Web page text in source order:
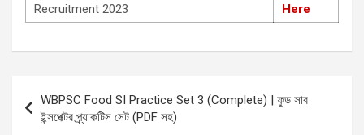
Recruitment 2023
Here
navigation
WBPSC Food SI Practice Set 3 (Complete) | ফুড সাব
ইন্সপেক্টর প্র্যাকটিস সেট (PDF সহ)